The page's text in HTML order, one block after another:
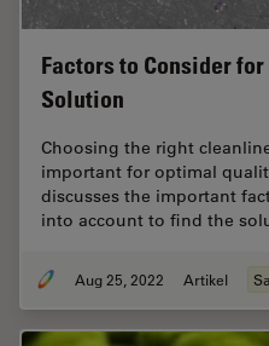
Factors to Consider
Solution
Choosing the right
important for optimal
discusses the important
into account to find the
Aug 25, 2022 Artikel